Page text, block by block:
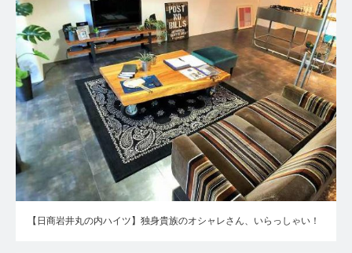
【日商岩井丸の内ハイツ】独身貴族のオシャレさん、いらっしゃい！